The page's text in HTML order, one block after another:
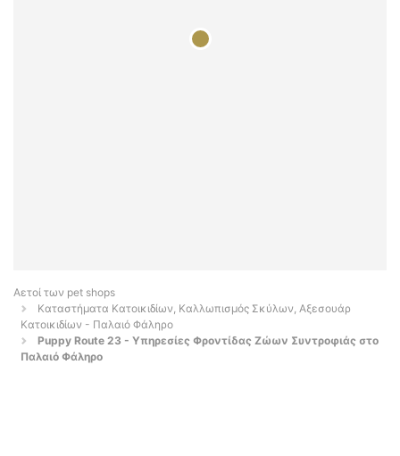
Αετοί των pet shops
Καταστήματα Κατοικιδίων, Καλλωπισμός Σκύλων, Αξεσουάρ
Κατοικιδίων - Παλαιό Φάληρο
Puppy Route 23 - Υπηρεσίες Φροντίδας Ζώων Συντροφιάς στο
Παλαιό Φάληρο